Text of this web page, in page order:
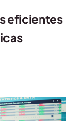
eficientes